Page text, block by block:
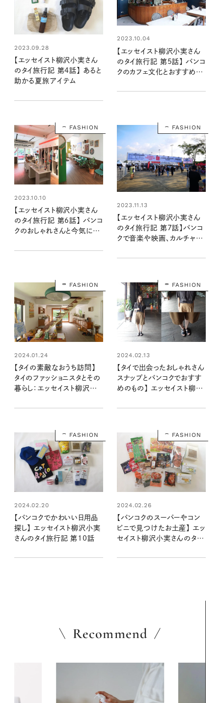
2023.09.28
【エッセイスト柳沢小実さん
のタイ旅行記 第4話】 あると
助かる夏旅アイテム
2023.10.04
【エッセイスト柳沢小実さん
のタイ旅行記 第5話】 バンコ
クのカフェ文化とおすすめカ
FASHION
2023.10.10
【エッセイスト柳沢小実さん
のタイ旅行記 第6話】 バンコ
クのおしゃれさんと今気にな
FASHION
2023.11.13
【エッセイスト柳沢小実さん
のタイ旅行記 第7話】バンコ
クで音楽や映画、カルチャー
FASHION
2024.01.24
【タイの素敵なおうち訪問】
タイのファッショニスタとその
暮らし：エッセイスト柳沢小
FASHION
2024.02.13
【タイで出会ったおしゃれさん
スナップとバンコクでおすす
めのもの】 エッセイスト柳沢
話
FASHION
2024.02.20
【バンコクでかわいい日用品
探し】 エッセイスト柳沢小実
さんのタイ旅行記 第10話
FASHION
2024.02.26
【バンコクのスーパーやコン
ビニで見つけたお土産】 エッ
セイスト柳沢小実さんのタイ
Recommend